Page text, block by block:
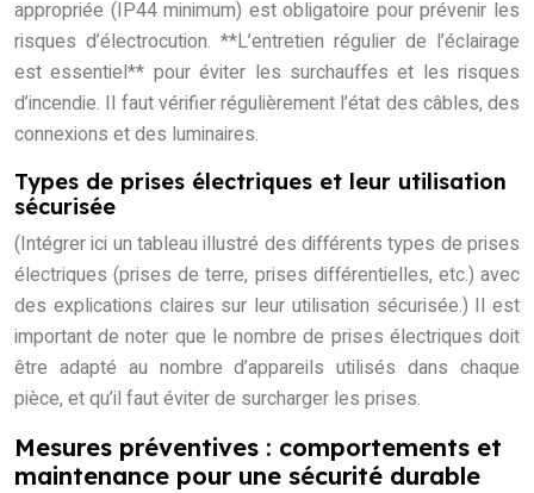
appropriée (IP44 minimum) est obligatoire pour prévenir les
risques d’électrocution. **L’entretien régulier de l’éclairage
est essentiel** pour éviter les surchauffes et les risques
d’incendie. Il faut vérifier régulièrement l’état des câbles, des
connexions et des luminaires.
Types de prises électriques et leur utilisation
sécurisée
(Intégrer ici un tableau illustré des différents types de prises
électriques (prises de terre, prises différentielles, etc.) avec
des explications claires sur leur utilisation sécurisée.) Il est
important de noter que le nombre de prises électriques doit
être adapté au nombre d’appareils utilisés dans chaque
pièce, et qu’il faut éviter de surcharger les prises.
Mesures préventives : comportements et
maintenance pour une sécurité durable